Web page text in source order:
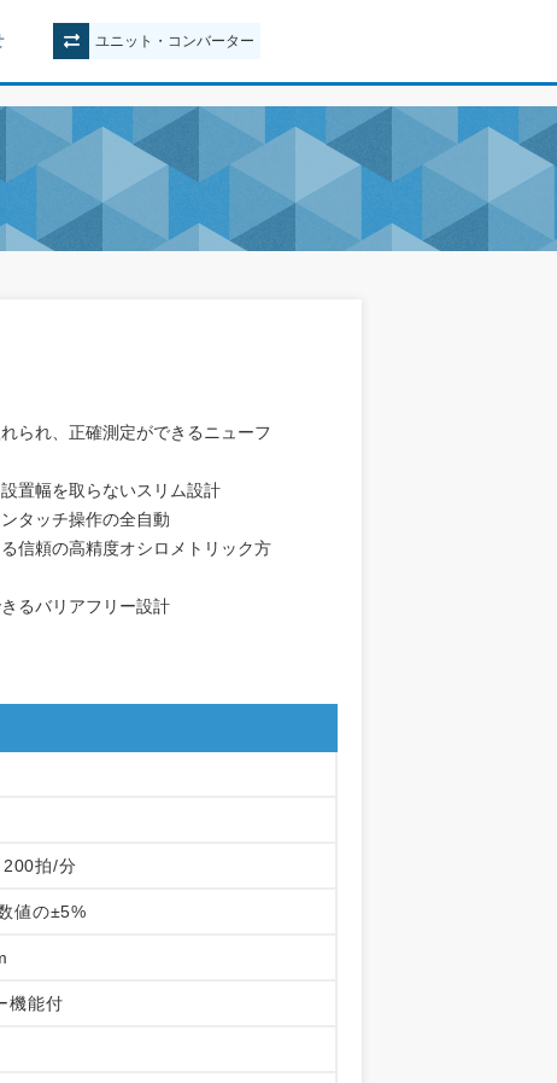
ユニット ・ コンバーター
られ、正確測定ができるニューフ
置幅を取らないスリム設計
タッチ操作の全自動
信頼の高精度オシロメトリック方
るバリアフリー設計
拍/分
値の±5%
機能付